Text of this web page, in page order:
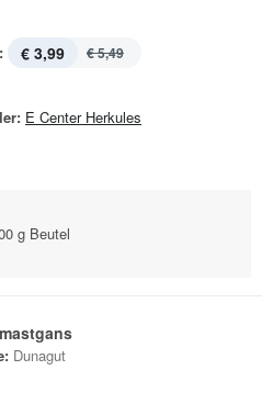
€ 3,99 € 5,49
E Center Herkules
g Beutel
Dunagut